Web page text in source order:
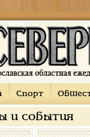
Спорт
и события